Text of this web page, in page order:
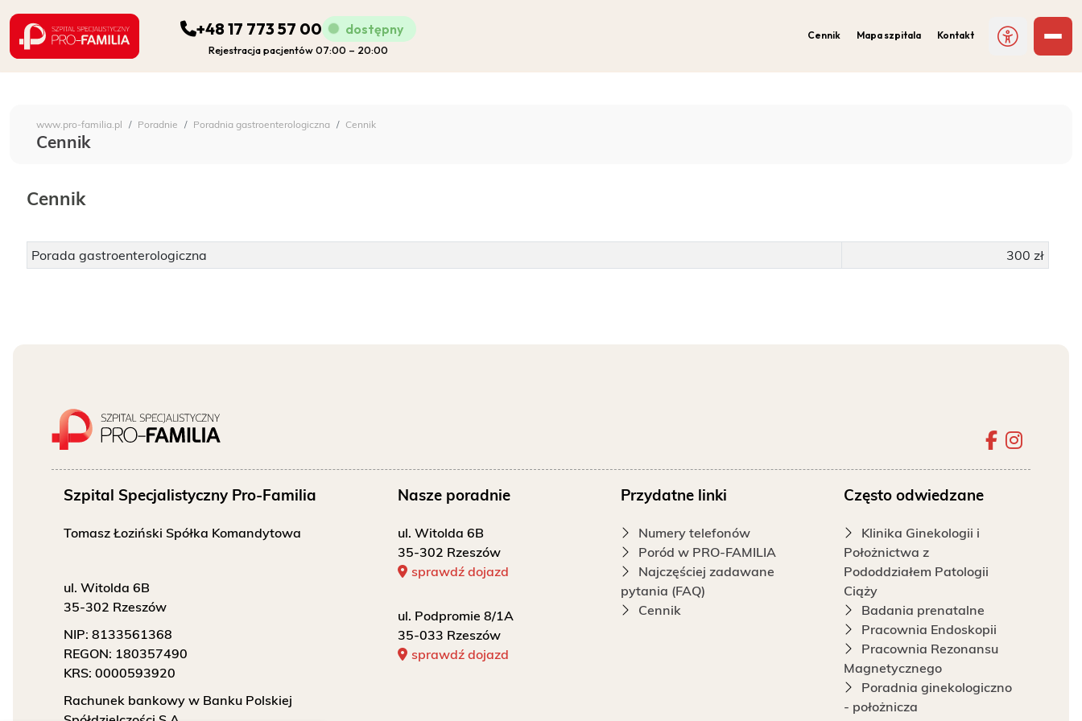
Szpital Specjalistyczny Pro-Familia
+48 17 773 57 00 dostępny
Rejestracja pacjentów 07:00 – 20:00
Cennik Mapa szpitala Kontakt
PORADNIE
KONTAKT
STOMATOLOGIA
Bezpłatne badania laboratoryjne
przez cały okres trwania ciąży
www.pro-familia.pl Poradnie Poradnia gastroenterologiczna Cennik
Cennik
Cennik
Porada gastroenterologiczna 300 zł
Szpital
Szpital Specjalistyczny Pro-Familia
Tomasz Łoziński Spółka Komandytowa
ul. Witolda 6B
35-302 Rzeszów
NIP: 8133561368
REGON: 180357490
KRS: 0000593920
Rachunek bankowy w Banku Polskiej
Nasze poradnie
ul. Witolda 6B
35-302 Rzeszów
sprawdź dojazd
ul. Podpromie 8/1A
35-033 Rzeszów
sprawdź dojazd
Przydatne linki
Numery telefonów
Poród w PRO-FAMILIA
Najczęściej zadawane
pytania (FAQ)
Cennik
Często odwiedzane
Klinika Ginekologii i
Położnictwa z
Pododdziałem Patologii
Ciąży
Badania prenatalne
Pracownia Endoskopii
Pracownia Rezonansu
Magnetycznego
Poradnia ginekologiczno
- położnicza